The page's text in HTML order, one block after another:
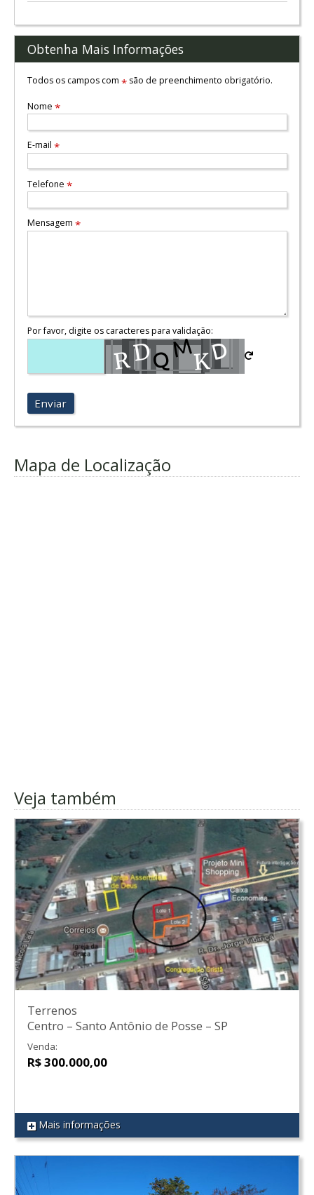
Obtenha Mais Informações
Todos os campos com *são de preenchimento obrigatório.
Nome *
E-mail *
Telefone *
Mensagem *
Por favor, digite os caracteres para validação:
Enviar
Mapa de Localização
Veja também
REF 94
Terrenos
Centro – Santo Antônio de Posse – SP
Venda:
R$ 300.000,00
Mais informações